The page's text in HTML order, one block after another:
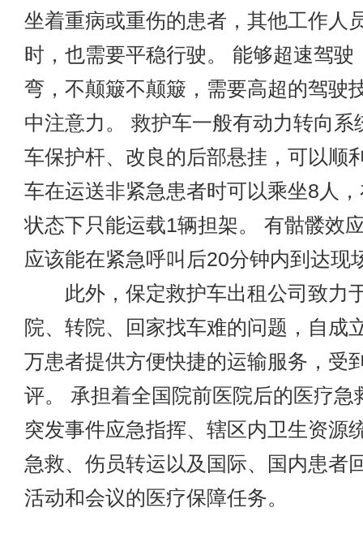
坐着重病或重伤的患者，其他工作人
时，也需要平稳行驶。 能够超速驾驶
弯，不颠簸不颠簸，需要高超的驾驶
中注意力。 救护车一般有动力转向系
车保护杆、改良的后部悬挂，可以顺
车在运送非紧急患者时可以乘坐8人
状态下只能运载1辆担架。 有骷髅效
应该能在紧急呼叫后20分钟内到达现
此外， 保定救护车出租 公司致力
院、转院、回家找车难的问题，自成
万患者提供方便快捷的运输服务，受
评。 承担着全国院前医院后的医疗急
突发事件应急指挥、辖区内卫生资源
急救、伤员转运以及国际、国内患者
活动和会议的医疗保障任务。